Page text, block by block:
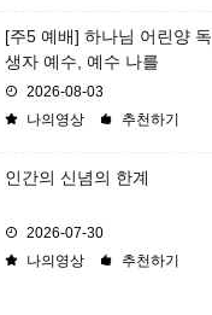
[주5 예배] 하나님 어린양 독
생자 예수, 예수 나를
2026-08-03
나의영상
추천하기
인간의 신념의 한계
2026-07-30
나의영상
추천하기